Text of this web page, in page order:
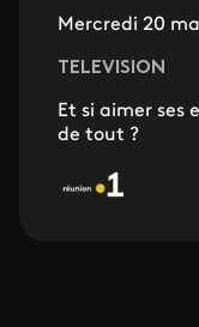
Mercredi 20
TELEVISION
Et si aimer ses
de tout ?